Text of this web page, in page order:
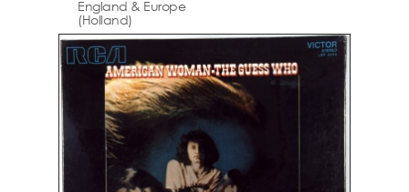
England & Europe
(Holland)